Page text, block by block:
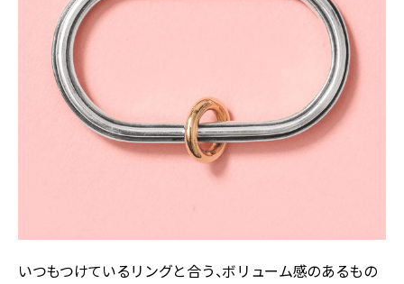
いつもつけているリングと合う、ボリューム感のあるもの